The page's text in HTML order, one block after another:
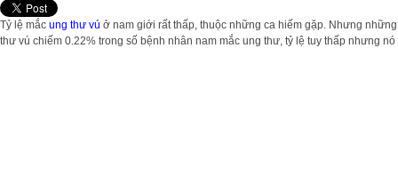
Tỷ lệ mắc ung thư vú ở nam giới rất thấp, thuộc những ca hiếm gặp. Nhưng
thư vú chiếm 0.22% trong số bệnh nhân nam mắc ung thư, tỷ lệ tuy thấp nhưng